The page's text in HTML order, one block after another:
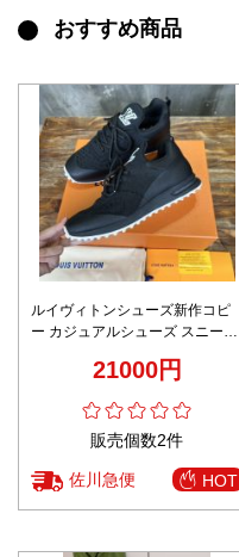
おすすめ商品
ルイヴィトンシューズ新作コピ
ー カジュアルシューズ スニーカ
ンズ ブラック21000円
販売個数2件
佐川急便 HOT